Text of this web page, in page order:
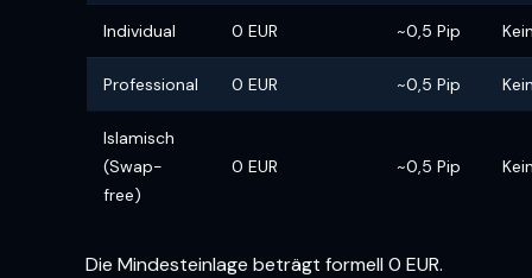
Individual 0 EUR ~0,5 Pip
Professional 0 EUR ~0,5 Pip
Islamisch
(Swap-
free)
0 EUR ~0,5 Pip
Die Mindesteinlage beträgt formell 0 EUR.